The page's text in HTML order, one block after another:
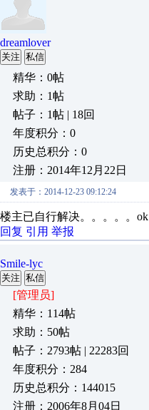
dreamlover
关注 私信
精华：0帖
求助：1帖
帖子：1帖 | 18回
年度积分：0
历史总积分：0
注册：2014年12月22日
发表于：2014-12-23 09:12:24
楼主已自行解决。。。。。ok
回复 引用 举报
Smile-lyc
关注 私信
[管理员]
精华：114帖
求助：50帖
帖子：2793帖 | 22283回
年度积分：284
历史总积分：144015
注册：2006年8月04日